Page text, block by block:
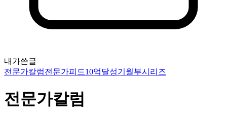
내가쓴글
전문가칼럼전문가피드10억달성기 월부시리즈
전문가칼럼